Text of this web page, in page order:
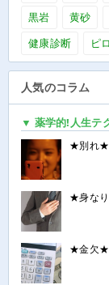
黒岩
黄砂
健康診断
ピ
人気のコラム
▼ 薬学的!人生テ
★別れ★
★身なり
★金欠★